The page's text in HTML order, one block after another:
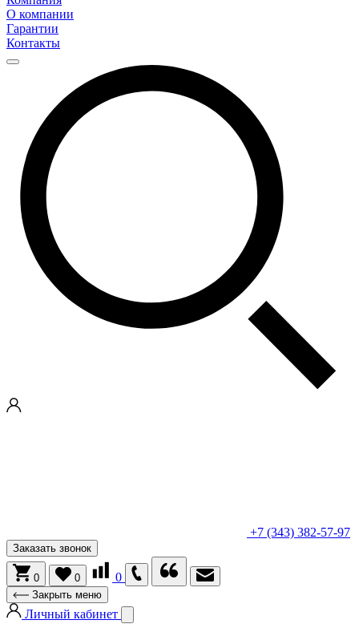
О компании
Гарантии
Контакты
+7 (343) 382-57-97
Заказать звонок
0 0 0
Закрыть меню
Личный кабинет